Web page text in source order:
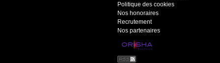
Politique des cookies
Nos honoraires
Recrutement
Nos partenaires